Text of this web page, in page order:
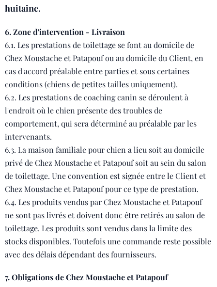
huitaine.
6. Zone d'intervention - Livraison
6.1. Les prestations de toilettage se font au domicile de
Chez Moustache et Patapouf ou au domicile du Client, en
cas d'accord préalable entre parties et sous certaines
conditions (chiens de petites tailles uniquement).
6.2. Les prestations de coaching canin se déroulent à
l'endroit où le chien présente des troubles de
comportement, qui sera déterminé au préalable par les
intervenants.
6.3. La maison familiale pour chien a lieu soit au domicile
privé de Chez Moustache et Patapouf soit au sein du salon
de toilettage. Une convention est signée entre le Client et
Chez Moustache et Patapouf pour ce type de prestation.
6.4. Les produits vendus par Chez Moustache et Patapouf
ne sont pas livrés et doivent donc être retirés au salon de
toilettage. Les produits sont vendus dans la limite des
stocks disponibles. Toutefois une commande reste possible
avec des délais dépendant des fournisseurs.
7. Obligations de Chez Moustache et Patapouf